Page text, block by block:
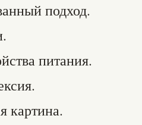
подход.
питания.
картина.